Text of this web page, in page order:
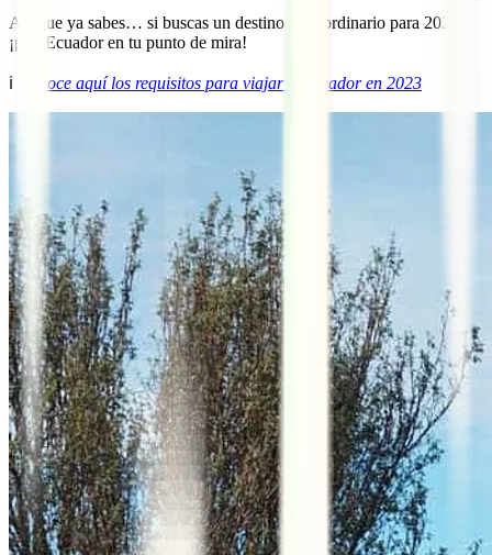
Así que ya sabes… si buscas un destino extraordinario para 2023,
¡pon Ecuador en tu punto de mira!
ℹ️ Conoce aquí los requisitos para viajar a Ecuador en 2023